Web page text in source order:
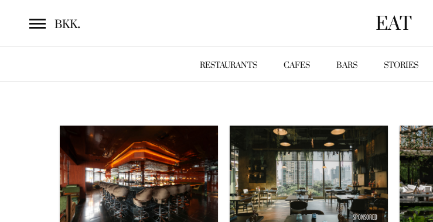
BKK. EAT
RESTAURANTS CAFES BARS STORIES
SPONSORED